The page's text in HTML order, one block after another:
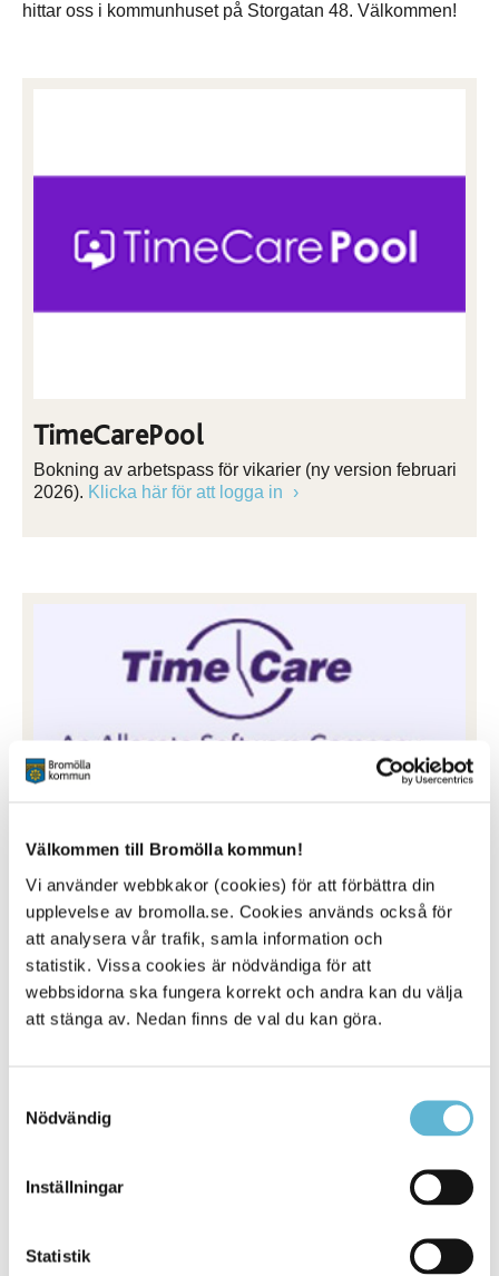
Välkommen till Bromölla kommun!
Vi använder webbkakor (cookies) för att förbättra din
upplevelse av bromolla.se. Cookies används också för
att analysera vår trafik, samla information och
statistik. Vissa cookies är nödvändiga för att
webbsidorna ska fungera korrekt och andra kan du välja
att stänga av. Nedan finns de val du kan göra.
Nödvändig
Inställningar
Statistik
hittar oss i kommunhuset på Storgatan 48. Välkommen!
TimeCarePool
Bokning av arbetspass för vikarier (ny version februari
2026). Klicka här för att logga in
Klicka här för att logga in
Time Care Planering - Multi Access
Schemaläggning.